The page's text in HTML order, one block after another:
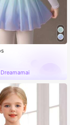
Dreamamai